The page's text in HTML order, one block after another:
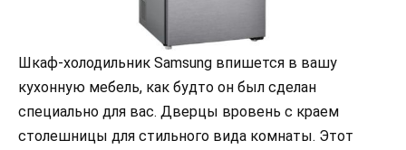
Шкаф-холодильник Samsung впишется в вашу
кухонную мебель, как будто он был сделан
специально для вас. Дверцы вровень с краем
столешницы для стильного вида комнаты. Этот